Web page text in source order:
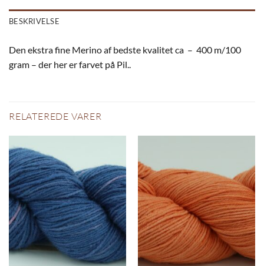
BESKRIVELSE
Den ekstra fine Merino af bedste kvalitet ca – 400 m/100
gram – der her er farvet på Pil..
RELATEREDE VARER